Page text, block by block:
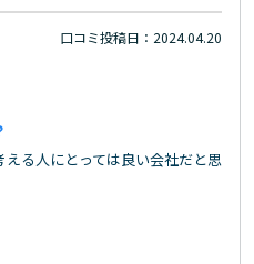
口コミ投稿日：2024.04.20
る人にとっては良い会社だと思